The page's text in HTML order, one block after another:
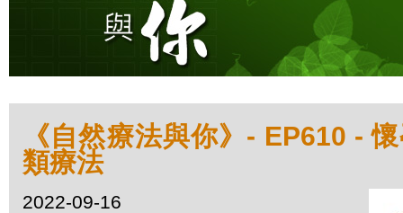
《自然療法與你》- EP610 -
類療法
2022-09-16